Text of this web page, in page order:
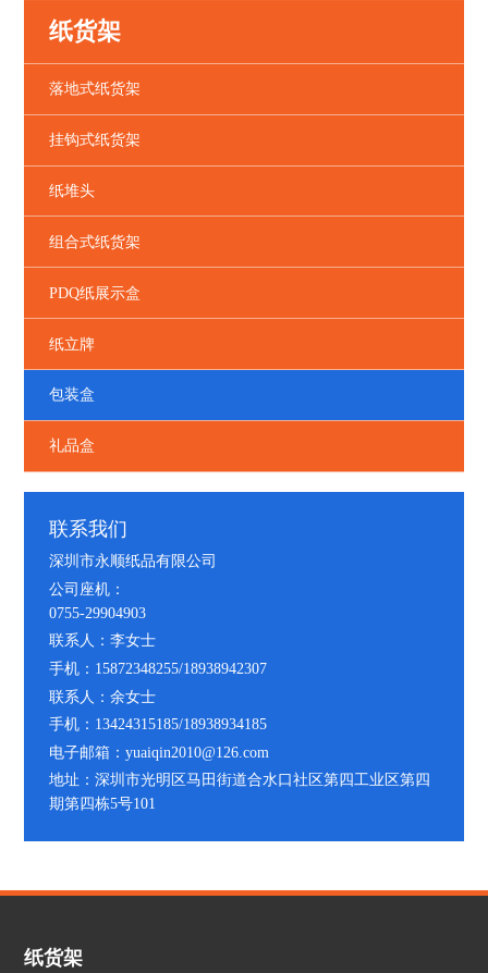
纸货架
落地式纸货架
挂钩式纸货架
纸堆头
组合式纸货架
PDQ纸展示盒
纸立牌
包装盒
礼品盒
联系我们
深圳市永顺纸品有限公司
公司座机：
0755-29904903
联系人：李女士
手机：15872348255/18938942307
联系人：余女士
手机：13424315185/18938934185
电子邮箱：yuaiqin2010@126.com
地址：深圳市光明区马田街道合水口社区第四工业区第四
期第四栋5号101
纸货架